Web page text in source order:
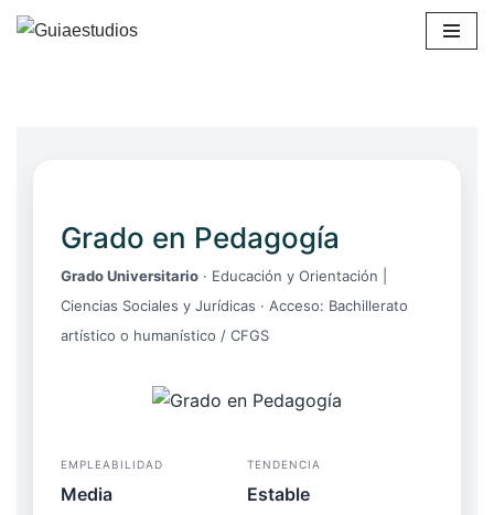
Grado en Pedagogía
Grado Universitario · Educación y Orientación |
Ciencias Sociales y Jurídicas · Acceso: Bachillerato
artístico o humanístico / CFGS
EMPLEABILIDAD
Media
TENDENCIA
Estable